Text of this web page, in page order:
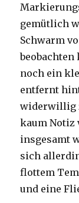
gemütlich
Schwarm
beobachten
noch ein
entfernt
widerwillig
kaum Notiz
insgesamt
sich
flottem
und eine